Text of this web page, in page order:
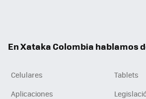
En Xataka Colombia hablamos
Celulares
Tablets
Aplicaciones